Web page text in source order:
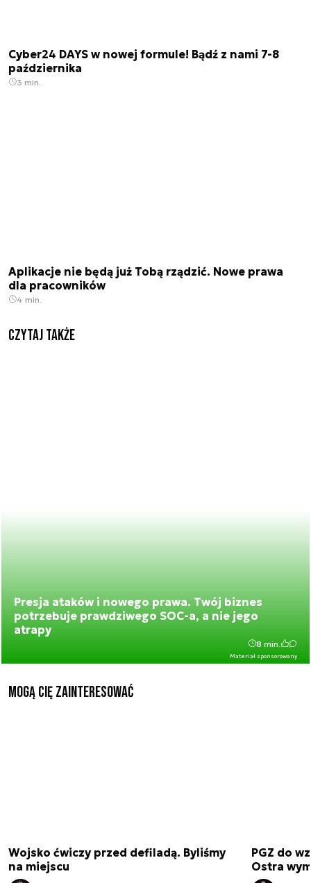
Cyber24 DAYS w nowej formule! Bądź z nami 7-8
października
3 min.
Aplikacje nie będą już Tobą rządzić. Nowe prawa
dla pracowników
4 min.
Czytaj także
Presja ataków i nowego prawa. Twój biznes
potrzebuje prawdziwego SOC-a, a nie jego
atrapy
Materiał sponsorowany
8 min.
Mogą Cię zainteresować
Wojsko ćwiczy przed defiladą. Byliśmy
na miejscu
PGZ do
Ostra